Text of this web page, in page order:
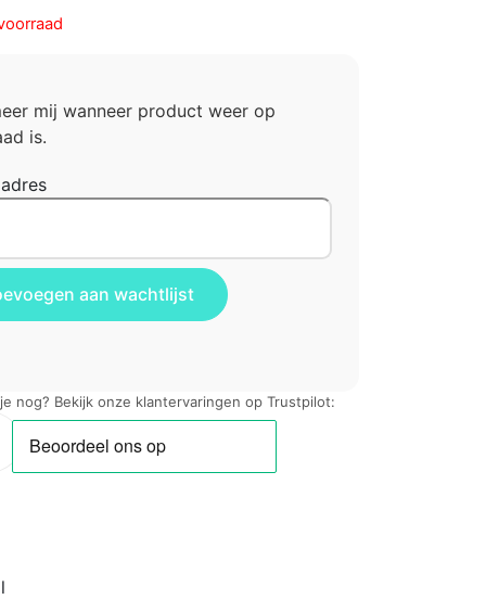
mij wanneer product weer op
is.
nog? Bekijk onze klantervaringen op Trustpilot: